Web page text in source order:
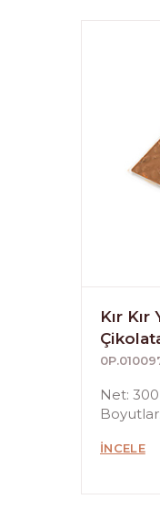
Kır
Net:
İNCELE